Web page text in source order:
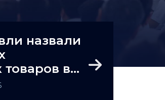
назвали
в
Next